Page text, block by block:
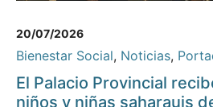
20/07/2026
Bienestar Social, Noticias,
El Palacio Provincial
niños y niñas saharauis